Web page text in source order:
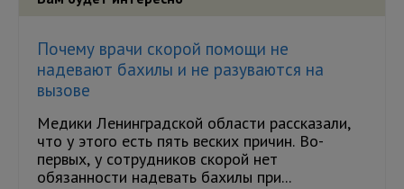
Почему врачи скорой помощи не
надевают бахилы и не разуваются на
вызове
Медики Ленинградской области рассказали,
что у этого есть пять веских причин. Во-
первых, у сотрудников скорой нет
обязанности надевать бахилы при...